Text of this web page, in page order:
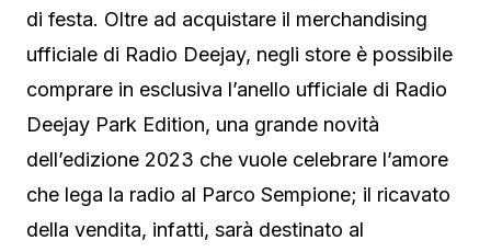
di festa. Oltre ad acquistare il merchandising
ufficiale di Radio Deejay, negli store è possibile
comprare in esclusiva l’anello ufficiale di Radio
Deejay Park Edition, una grande novità
dell’edizione 2023 che vuole celebrare l’amore
che lega la radio al Parco Sempione; il ricavato
della vendita, infatti, sarà destinato al